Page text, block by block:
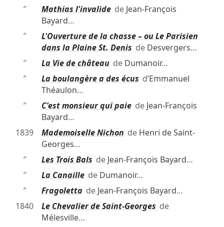
″
Mathias l'invalidede Jean-François
Bayard…
″
L'Ouverture de la chasse – ou Le Parisien
dans la Plaine St. Denis de Desvergers…
″
La Vie de châteaude Dumanoir…
″
La boulangère a des écus d’Emmanuel
Théaulon…
″
C'est monsieur qui paiede Jean-François
Bayard…
1839
Mademoiselle Nichon de Henri de Saint-
Georges…
″
Les Trois Bals de Jean-François Bayard…
″
La Canaillede Dumanoir…
″
Fragolettade Jean-François Bayard…
1840
Le Chevalier de Saint-Georges de
Mélesville…